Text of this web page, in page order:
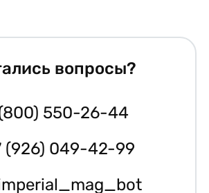
вопросы?
550-26-44
(926) 049-42-99